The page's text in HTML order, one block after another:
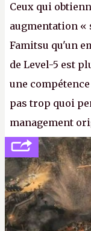
Ceux qui
augmentation
Famitsu qu'un
de Level-5 est
une
pas trop quoi
management
décidé
numéros de
augmentation à